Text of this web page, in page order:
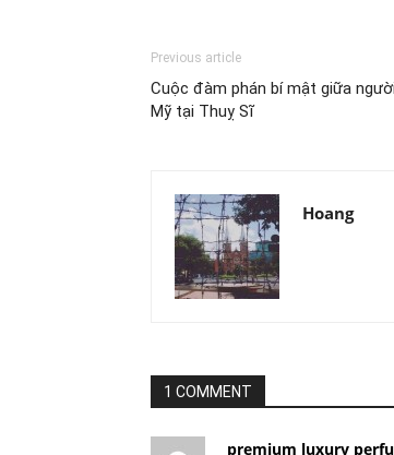
Previous article
Cuộc đàm phán bí mật giữa
Mỹ tại Thuỵ Sĩ
Hoang
1 COMMENT
premium luxury